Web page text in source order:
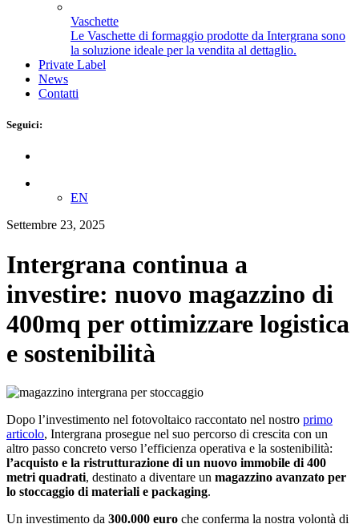
Vaschette
Le Vaschette di formaggio prodotte da Intergrana sono
la soluzione ideale per la vendita al dettaglio.
Private Label
News
Contatti
Seguici:
EN
Settembre 23, 2025
Intergrana continua a
investire: nuovo magazzino di
400mq per ottimizzare logistica
e sostenibilità
Dopo l’investimento nel fotovoltaico raccontato nel nostro primo
articolo, Intergrana prosegue nel suo percorso di crescita con un
altro passo concreto verso l’efficienza operativa e la sostenibilità:
l’acquisto e la ristrutturazione di un nuovo immobile di 400
metri quadrati, destinato a diventare un magazzino avanzato per
lo stoccaggio di materiali e packaging.
Un investimento da 300.000 euro che conferma la nostra volontà di